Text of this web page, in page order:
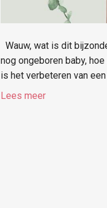
Wauw, wat is dit
nog ongeboren baby,
is het verbeteren van
Lees meer